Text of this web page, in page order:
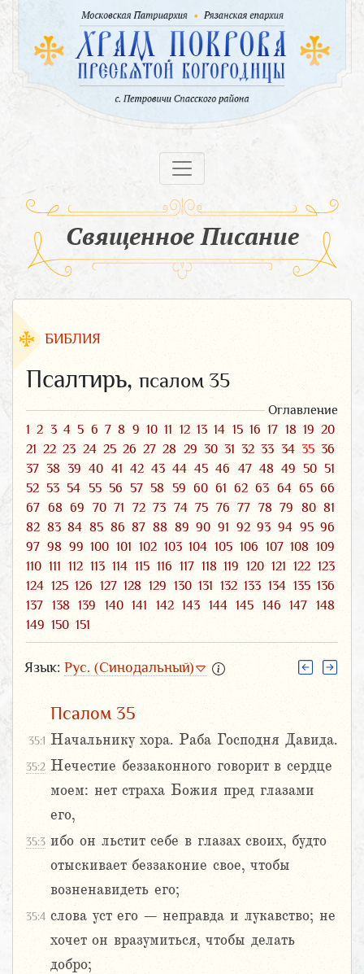
Священное Писание
БИБЛИЯ
Псалтирь, псалом 35
Оглавление
1 2 3 4 5 6 7 8 9 10 11 12 13 14 15 16 17 18 19 20
21 22 23 24 25 26 27 28 29 30 31 32 33 34 35 36
37 38 39 40 41 42 43 44 45 46 47 48 49 50 51
52 53 54 55 56 57 58 59 60 61 62 63 64 65 66
67 68 69 70 71 72 73 74 75 76 77 78 79 80 81
82 83 84 85 86 87 88 89 90 91 92 93 94 95 96
97 98 99 100 101 102 103 104 105 106 107 108 109
110 111 112 113 114 115 116 117 118 119 120 121 122 123
124 125 126 127 128 129 130 131 132 133 134 135 136
137
138 139 140 141 142 143 144 145 146 147
148
149 150 151
Язык: Рус. (Синодальный)
Псалом 35
35:1 Начальнику хора. Раба Господня Давида.
35:2 Нечестие беззаконного говорит в сердце
моем: нет страха Божия пред глазами
его,
35:3 ибо он льстит себе в глазах своих, будто
отыскивает беззаконие свое, чтобы
возненавидеть его;
35:4 слова уст его – неправда и лукавство; не
хочет он вразумиться, чтобы делать
добро;